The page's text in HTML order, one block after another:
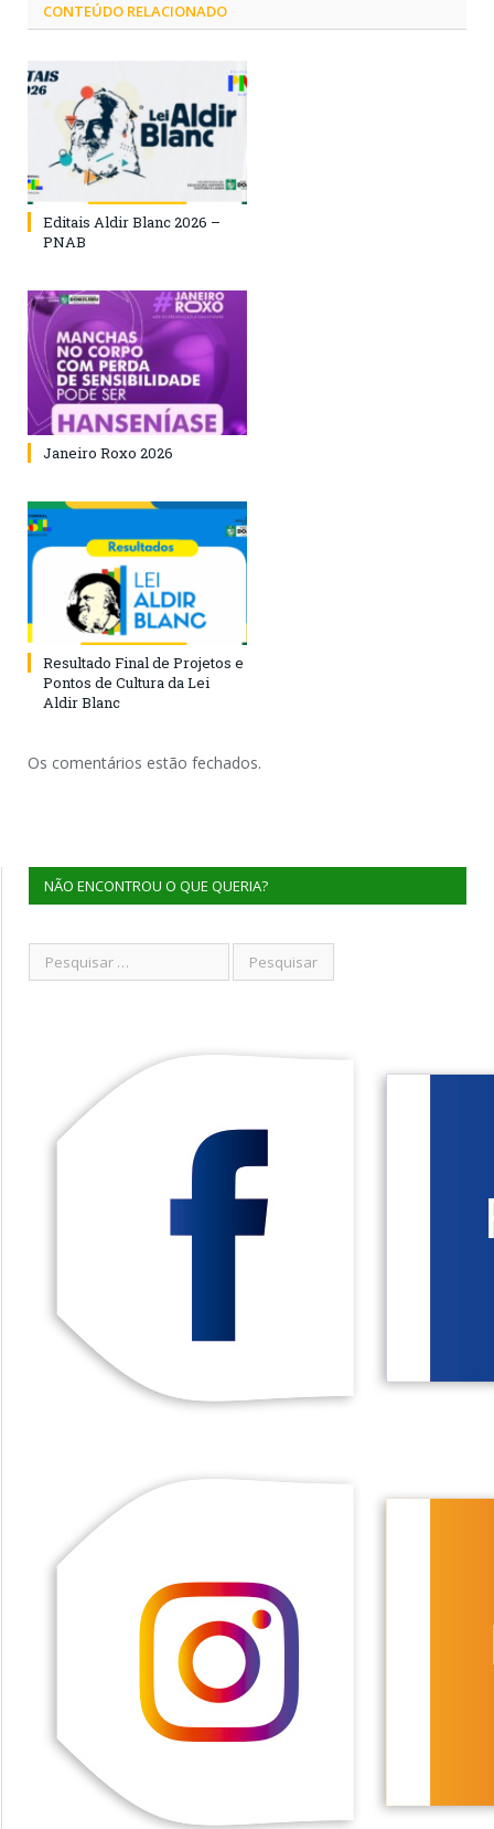
CONTEÚDO RELACIONADO
Editais Aldir Blanc 2026 –
PNAB
Janeiro Roxo 2026
Resultado Final de Projetos e
Pontos de Cultura da Lei
Aldir Blanc
Os comentários estão fechados.
NÃO ENCONTROU O QUE QUERIA?